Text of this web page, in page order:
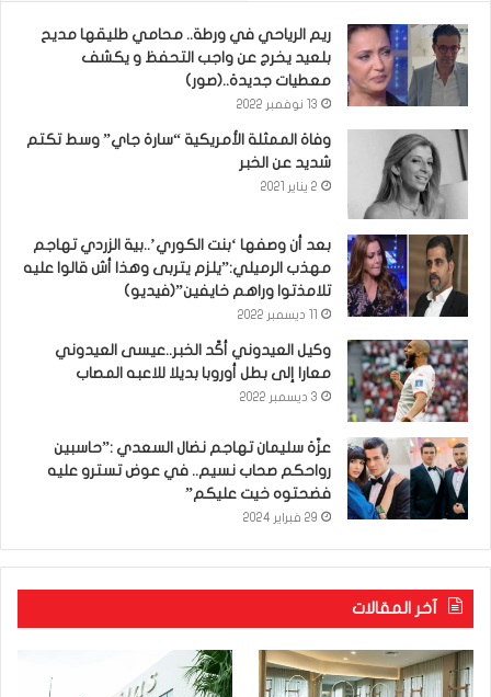
ريم الرياحي في ورطة.. محامي طليقها مديح
بلعيد يخرج عن واجب التحفظ و يكشف
معطيات جديدة..(صور)
13 نوفمبر 2022
وفاة الممثلة الأمريكية “سارة جاي” وسط تكتم
شديد عن الخبر
2 يناير 2021
بعد أن وصفها ‘بنت الكوري’..بية الزردي تهاجم
مهذب الرميلي:”يلزم يتربى وهذا أش قالوا عليه
تلامذتوا وراهم خايفين”(فيديو)
وكيل العيدوني أكّد الخبر..عيسى العيدوني
معارا إلى بطل أوروبا بديلا للاعبه المصاب
3 ديسمبر 2022
عزّة سليمان تهاجم نضال السعدي :”حاسبين
رواحكم صحاب نسيم.. في عوض تسترو عليه
فضحتوه خيت عليكم”
29 فبراير 2024
آخر المقالات